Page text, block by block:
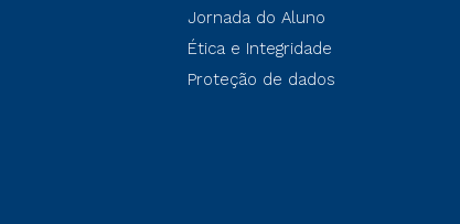
Jornada do Aluno
Ética e Integridade
Proteção de dados